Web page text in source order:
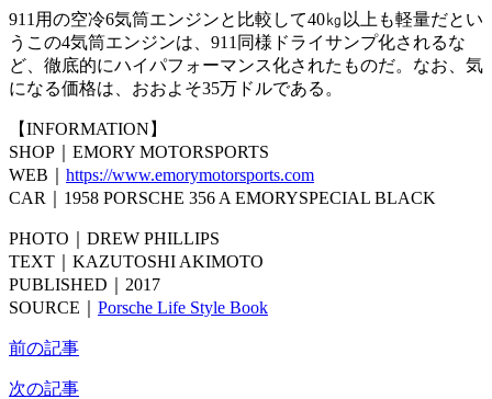
911用の空冷6気筒エンジンと比較して40㎏以上も軽量だとい
うこの4気筒エンジンは、911同様ドライサンプ化されるな
ど、徹底的にハイパフォーマンス化されたものだ。なお、気
になる価格は、おおよそ35万ドルである。
【INFORMATION】
SHOP｜EMORY MOTORSPORTS
WEB｜ https://www.emorymotorsports.com
CAR｜1958 PORSCHE 356 A EMORYSPECIAL BLACK
PHOTO｜DREW PHILLIPS
TEXT｜KAZUTOSHI AKIMOTO
PUBLISHED｜2017
SOURCE｜ Porsche Life Style Book
前の記事
次の記事